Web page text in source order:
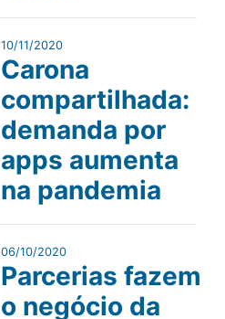
10/11/2020
Carona
compartilhada:
demanda por
apps aumenta
na pandemia
06/10/2020
Parcerias fazem
o negócio da